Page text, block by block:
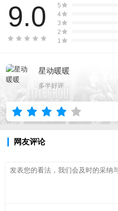
9.0
5
4
3
2
1
星动暖暖
多半好评
网友评论